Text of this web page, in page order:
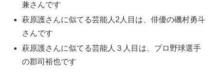
兼さんです
萩原護さんに似てる芸能人2人目は、俳優の磯村勇斗
さんです
萩原護さんに似てる芸能人３人目は、プロ野球選手
の郡司裕也です